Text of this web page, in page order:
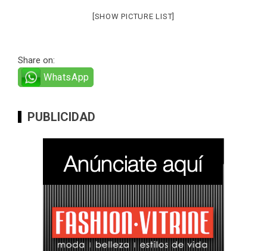
[SHOW PICTURE LIST]
Share on:
WhatsApp
PUBLICIDAD